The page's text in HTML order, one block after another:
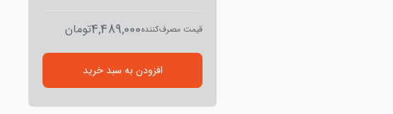
قیمت مصرف‌کننده4,489,000تومان
افزودن به سبد خرید